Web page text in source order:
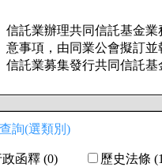
信託業辦理共同信託基金
意事項，由同業公會擬訂
信託業募集發行共同信託
詢(選類別)
函釋 (0) 歷史法條